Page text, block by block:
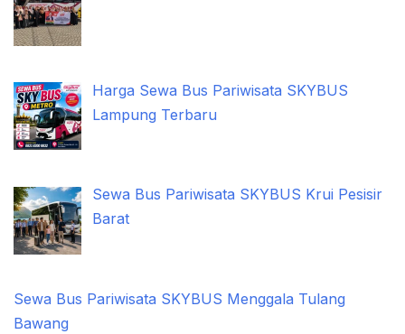
Harga Sewa Bus Pariwisata SKYBUS
Lampung Terbaru
Sewa Bus Pariwisata SKYBUS Krui Pesisir
Barat
Sewa Bus Pariwisata SKYBUS Menggala Tulang
Bawang